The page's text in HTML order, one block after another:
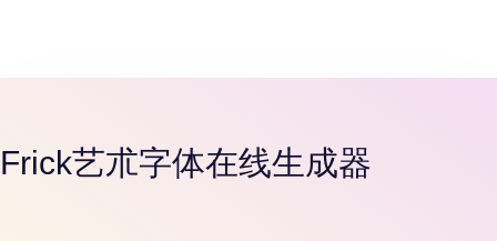
Frick艺朮字体在线生成器